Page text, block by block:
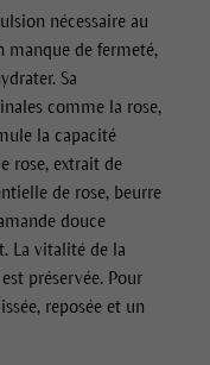
nécessaire au
manque de fermeté,
Sa
comme la rose,
la capacité
rose, extrait de
de rose, beurre
douce
La vitalité de la
préservée. Pour
reposée et un